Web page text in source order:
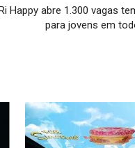
Happy abre 1.300 vagas
para jovens em